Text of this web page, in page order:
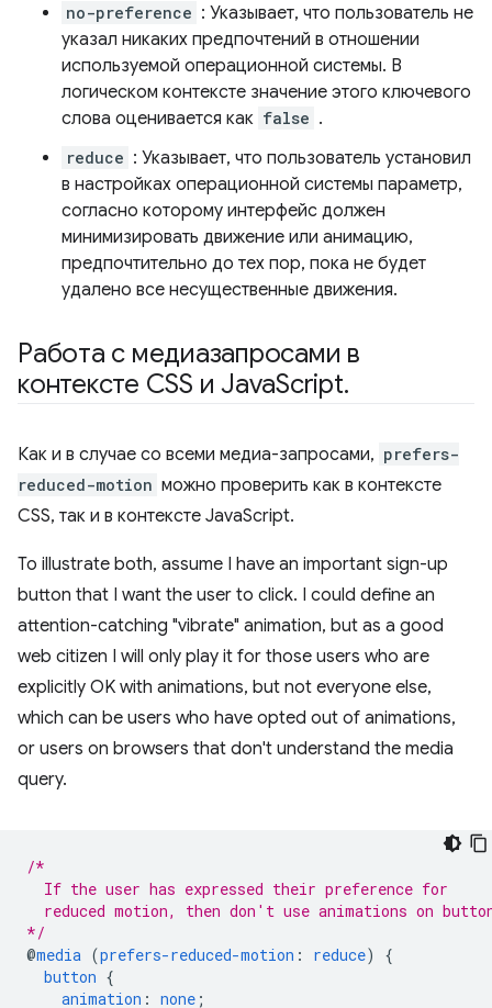
no-preference : Указывает, что пользователь не
указал никаких предпочтений в отношении
используемой операционной системы. В
логическом контексте значение этого ключевого
слова оценивается как false .
reduce : Указывает, что пользователь установил
в настройках операционной системы параметр,
согласно которому интерфейс должен
минимизировать движение или анимацию,
предпочтительно до тех пор, пока не будет
удалено все несущественные движения.
Работа с медиазапросами в
контексте CSS и JavaScript.
Как и в случае со всеми медиа-запросами, prefers-
reduced-motion можно проверить как в контексте
CSS, так и в контексте JavaScript.
To illustrate both, assume I have an important sign-up
button that I want the user to click. I could define an
attention-catching "vibrate" animation, but as a good
web citizen I will only play it for those users who are
explicitly OK with animations, but not everyone else,
which can be users who have opted out of animations,
or users on browsers that don't understand the media
query.
/*
  If the user has expressed their preference for
reduced motion, then don't use animations on
*/
@media (prefers-reduced-motion : reduce)
{
button {
animation : none ;